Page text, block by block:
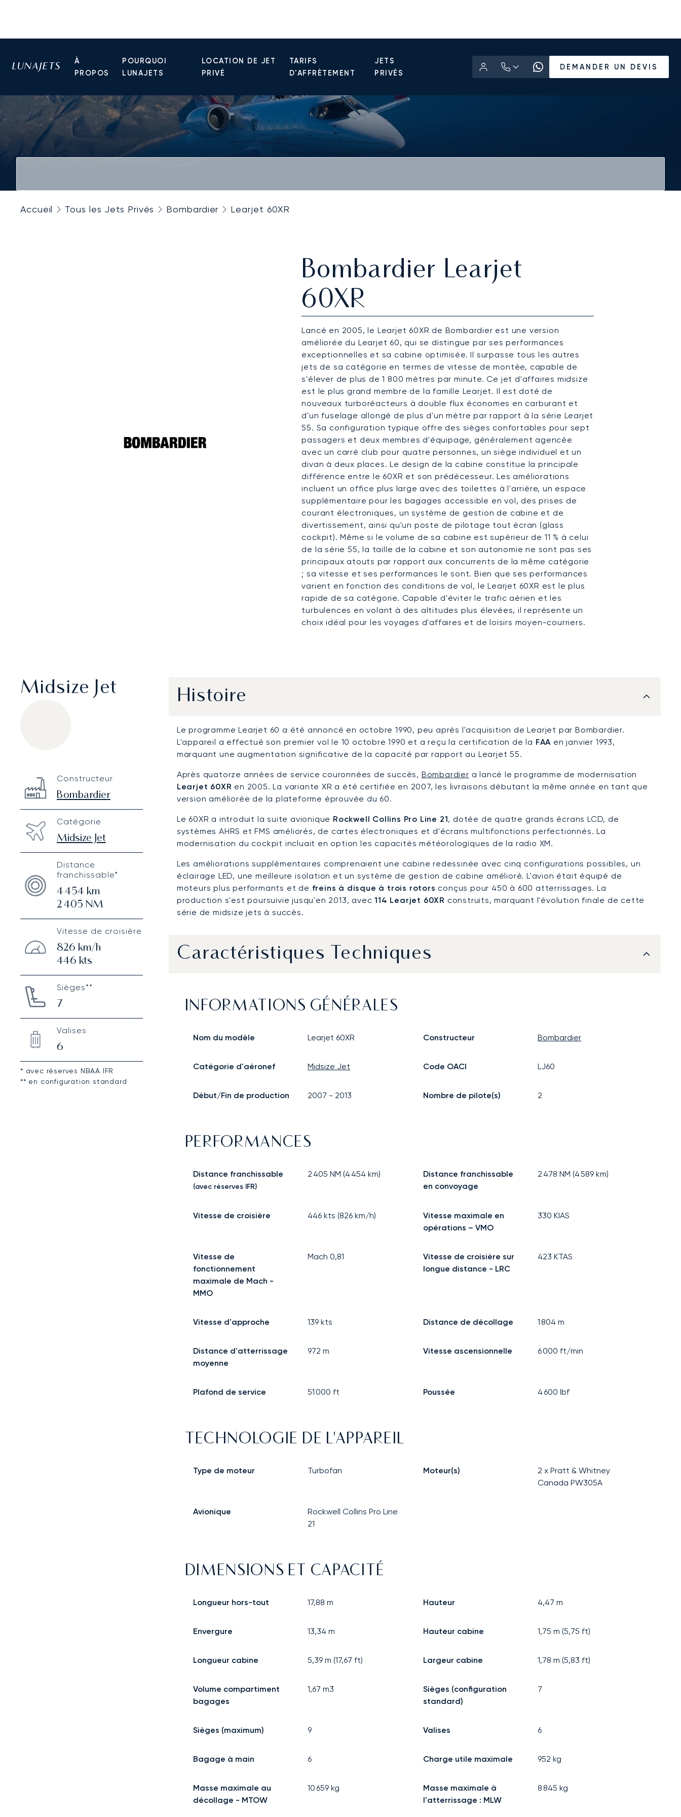
À
PROPOS
POURQUOI
LUNAJETS
LOCATION DE JET
PRIVÉ
TARIFS
D'AFFRÈTEMENT
JETS
PRIVÉS
DEMANDER UN DEVIS
Accueil Tous les Jets Privés Bombardier Learjet 60XR
Bombardier Learjet
60XR
Lancé en 2005, le Learjet 60XR de Bombardier est une version
améliorée du Learjet 60, qui se distingue par ses performances
exceptionnelles et sa cabine optimisée. Il surpasse tous les autres
jets de sa catégorie en termes de vitesse de montée, capable de
s'élever de plus de 1 800 mètres par minute. Ce jet d'affaires midsize
est le plus grand membre de la famille Learjet. Il est doté de
nouveaux turboréacteurs à double flux économes en carburant et
d'un fuselage allongé de plus d'un mètre par rapport à la série Learjet
55. Sa configuration typique offre des sièges confortables pour sept
passagers et deux membres d'équipage, généralement agencée
avec un carré club pour quatre personnes, un siège individuel et un
divan à deux places. Le design de la cabine constitue la principale
différence entre le 60XR et son prédécesseur. Les améliorations
incluent un office plus large avec des toilettes à l'arrière, un espace
supplémentaire pour les bagages accessible en vol, des prises de
courant électroniques, un système de gestion de cabine et de
divertissement, ainsi qu'un poste de pilotage tout écran (glass
cockpit). Même si le volume de sa cabine est supérieur de 11 % à celui
de la série 55, la taille de la cabine et son autonomie ne sont pas ses
principaux atouts par rapport aux concurrents de la même catégorie
; sa vitesse et ses performances le sont. Bien que ses performances
varient en fonction des conditions de vol, le Learjet 60XR est le plus
rapide de sa catégorie. Capable d'éviter le trafic aérien et les
turbulences en volant à des altitudes plus élevées, il représente un
choix idéal pour les voyages d'affaires et de loisirs moyen-courriers.
Midsize Jet
Technical specifications
Constructeur
Bombardier
Catégorie
Midsize Jet
Distance
franchissable*
4 454 km
2 405 NM
Vitesse de croisière
826 km/h
446 kts
Sièges**
7
Valises
6
* avec réserves NBAA IFR
** en configuration standard
Histoire
Le programme Learjet 60 a été annoncé en octobre 1990, peu après l'acquisition de Learjet par Bombardier.
L'appareil a effectué son premier vol le 10 octobre 1990 et a reçu la certification de la FAA en janvier 1993,
marquant une augmentation significative de la capacité par rapport au Learjet 55.
Après quatorze années de service couronnées de succès, Bombardier a lancé le programme de modernisation
Learjet 60XR en 2005. La variante XR a été certifiée en 2007, les livraisons débutant la même année en tant que
version améliorée de la plateforme éprouvée du 60.
Le 60XR a introduit la suite avionique Rockwell Collins Pro Line 21, dotée de quatre grands écrans LCD, de
systèmes AHRS et FMS améliorés, de cartes électroniques et d'écrans multifonctions perfectionnés. La
modernisation du cockpit incluait en option les capacités météorologiques de la radio XM.
Les améliorations supplémentaires comprenaient une cabine redessinée avec cinq configurations possibles, un
éclairage LED, une meilleure isolation et un système de gestion de cabine amélioré. L'avion était équipé de
moteurs plus performants et de freins à disque à trois rotors conçus pour 450 à 600 atterrissages. La
production s'est poursuivie jusqu'en 2013, avec114 Learjet 60XR construits, marquant l'évolution finale de cette
série de midsize jets à succès.
Caractéristiques Techniques
INFORMATIONS GÉNÉRALES
Nom du modèle Learjet 60XR Constructeur Bombardier
Catégorie d'aéronef Midsize Jet Code OACI LJ60
Début/Fin de production 2007 - 2013 Nombre de pilote(s) 2
PERFORMANCES
Distance franchissable
(avec réserves IFR)
2 405 NM (4 454 km)
Distance franchissable
en convoyage
2 478 NM (4 589 km)
Vitesse de croisière 446 kts (826 km/h)
Vitesse maximale en
opérations – VMO
330 KIAS
Vitesse de
fonctionnement
maximale de Mach -
MMO
Mach0,81
Vitesse de croisière sur
longue distance - LRC
423 KTAS
Vitesse d'approche 139 kts Distance de décollage 1 804 m
Distance d'atterrissage
moyenne
972 m Vitesse ascensionnelle 6 000 ft/min
Plafond de service 51 000 ft Poussée 4 600 lbf
TECHNOLOGIE DE L'APPAREIL
Type de moteur Turbofan Moteur(s)
2 x Pratt & Whitney
Canada PW305A
Avionique
Rockwell Collins Pro Line
21
DIMENSIONS ET CAPACITÉ
Longueur hors-tout 17,88 m Hauteur 4,47 m
Envergure 13,34 m Hauteur cabine 1,75 m (5,75 ft)
Longueur cabine 5,39 m (17,67 ft) Largeur cabine 1,78 m (5,83 ft)
Volume compartiment
bagages
1,67 m3
Sièges (configuration
standard)
7
Sièges (maximum) 9 Valises 6
Bagage à main 6 Charge utile maximale 952 kg
Masse maximale au
décollage - MTOW
10 659 kg
Masse maximale à
l'atterrissage : MLW
8 845 kg